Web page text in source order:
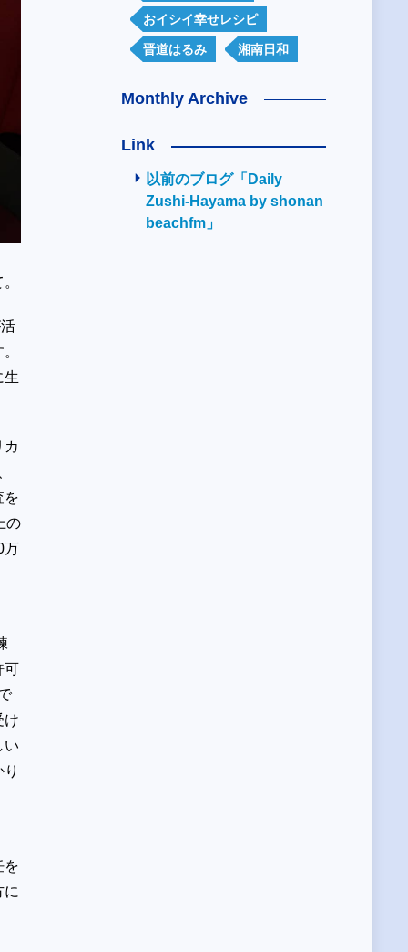
生
カ
を
の
万
可
け
い
を
に
おイシイ幸せレシピ
晋道はるみ 湘南日和
Monthly Archive
Link
以前のブログ「Daily
Zushi-Hayama by shonan
beachfm」